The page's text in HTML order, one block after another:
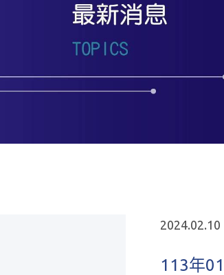
2024.02.10
113年